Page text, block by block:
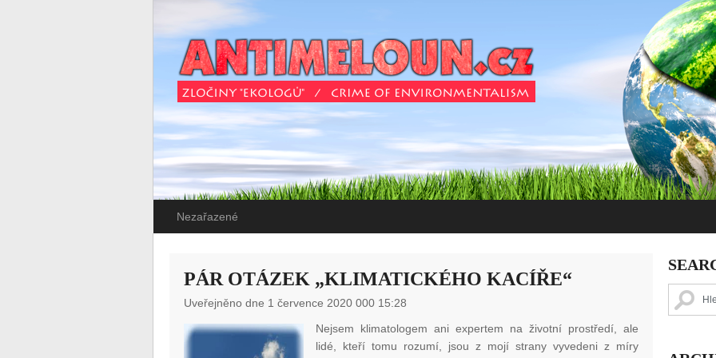
Nezařazené
PÁR OTÁZEK „KLIMATICKÉHO KACÍŘE“
Uveřejněno dne 1 července 2020 000 15:28
Nejsem klimatologem ani expertem na životní prostředí, ale
lidé, kteří tomu rozumí, jsou z mojí strany vyvedeni z míry